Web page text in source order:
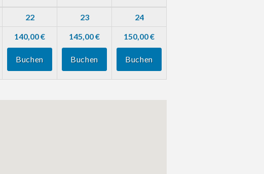
22 23 24
140,00 €
Buchen
145,00 €
Buchen
150,00 €
Buchen